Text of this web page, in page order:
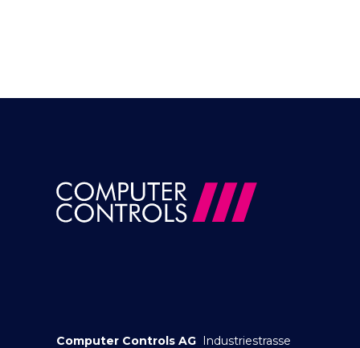
Computer Controls AG Industriestrasse